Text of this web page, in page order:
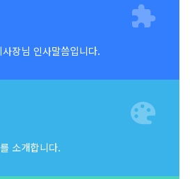
장님 인사말씀입니다.
소개합니다.